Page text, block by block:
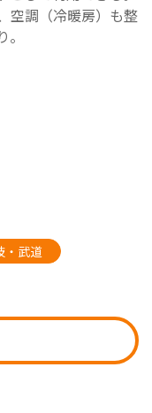
空調（冷暖房）も整
・武道